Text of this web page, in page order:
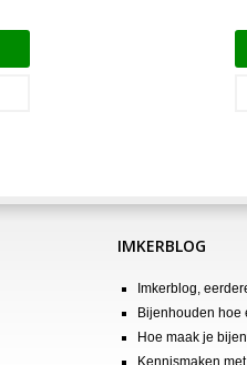
IMKERBLOG
Imkerblog,
Bijenhouden hoe
Hoe maak je
Kennismaken